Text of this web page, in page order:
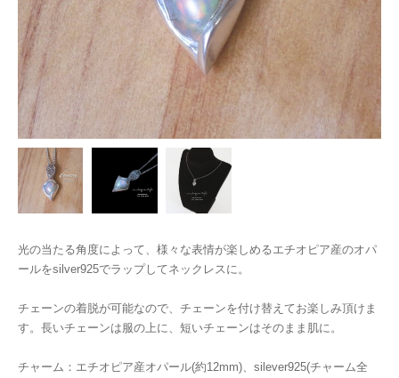
光の当たる角度によって、様々な表情が楽しめるエチオピア産のオパ
ールをsilver925でラップしてネックレスに。
チェーンの着脱が可能なので、チェーンを付け替えてお楽しみ頂けま
す。長いチェーンは服の上に、短いチェーンはそのまま肌に。
チャーム：エチオピア産オパール(約12mm)、silever925(チャーム全